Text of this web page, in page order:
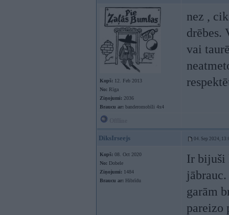
Kopš: 12. Feb 2013
No: Rīga
Ziņojumi: 2036
Braucu ar: banderomobīli 4x4
nez ,
drēbes.
vai
DiksIrseejs 04. Sep 2024,
Kopš: 08. Oct 2020
No: Dobele
Ziņojumi: 1484
Braucu ar: Hibrīdu
Ir bijuši
garām